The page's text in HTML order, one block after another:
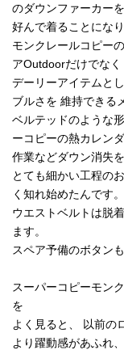
のダウンファーカーを
好んで着ることにな
モンクレールコピー
アOutdoorだけでなく
デーリーアイテムと
ブルさを 維持できる
ベルテッドのような
ーコピーの熱カレン
作業などダウン消失
とても細かい工程の
く知れ始めたんです。
ウエストベルトは脱
ます。
スペア予備のボタン
スーパーコピーモン
を
よく見ると、 以前の
より躍動感があふれ